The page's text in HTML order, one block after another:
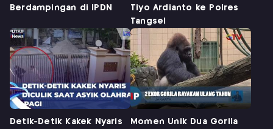
Berdampingan di IPDN
Tiyo Ardianto ke Polres
Tangsel
Detik-Detik Kakek Nyaris
Momen Unik Dua Gorila